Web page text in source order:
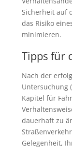
Sicherheit auf
das Risiko
minimieren.
Tipps für
Nach der
Untersuchung
Kapitel für
dauerhaft zu
Gelegenheit,